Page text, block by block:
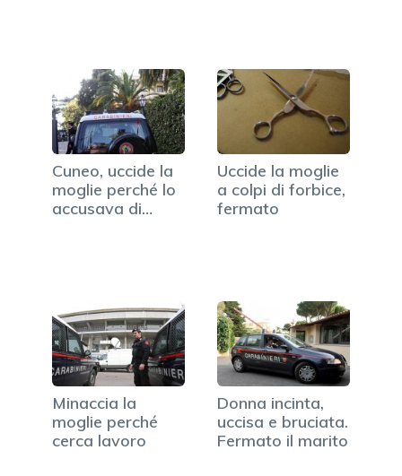
Cuneo, uccide la
moglie perché lo
accusava di
Uccide la moglie
a colpi di forbice,
fermato
Minaccia la
moglie perché
cerca lavoro
Donna incinta,
uccisa e bruciata.
Fermato il marito